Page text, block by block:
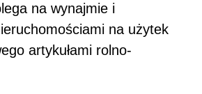
na wynajmie i
na użytek
artykułami rolno-